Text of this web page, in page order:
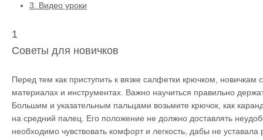
3.
Видео уроки
1
Советы для новичков
Перед тем как приступить к вязке салфетки крючком, новичкам
материалах и инструментах. Важно научиться правильно
Большим и указательным пальцами возьмите крючок, как
на средний палец. Его положение не должно доставлять
необходимо чувствовать комфорт и легкость, дабы не уставала